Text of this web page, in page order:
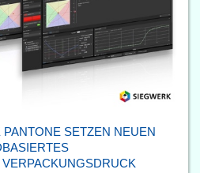
SETZEN NEUEN
F